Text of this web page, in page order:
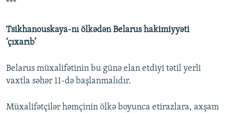
***
Tsikhanouskaya-nı ölkədən Belarus hakimiyyəti
‘çıxarıb’
Belarus müxalifətinin bu günə elan etdiyi tətil yerli
vaxtla səhər 11-də başlanmalıdır.
Müxalifətçilər həmçinin ölkə boyunca etirazlara, axşam